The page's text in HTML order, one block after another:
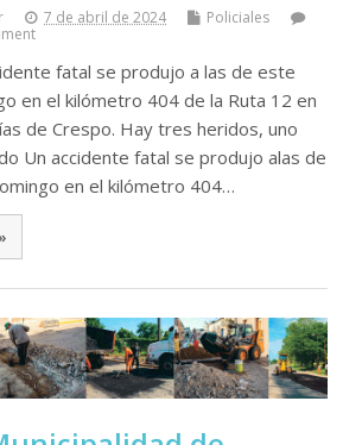
7 de abril de 2024
Policiales
fatal se produjo a las de este
en el kilómetro 404 de la Ruta 12 en
de Crespo. Hay tres heridos, uno
Un accidente fatal se produjo alas de
en el kilómetro 404…